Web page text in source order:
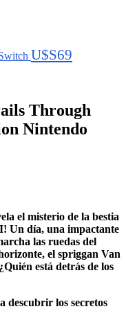
U$S69
Through
Nintendo
el misterio de la bestia
Un día, una impactante
las ruedas del
el spriggan Van
está detrás de los
descubrir los secretos